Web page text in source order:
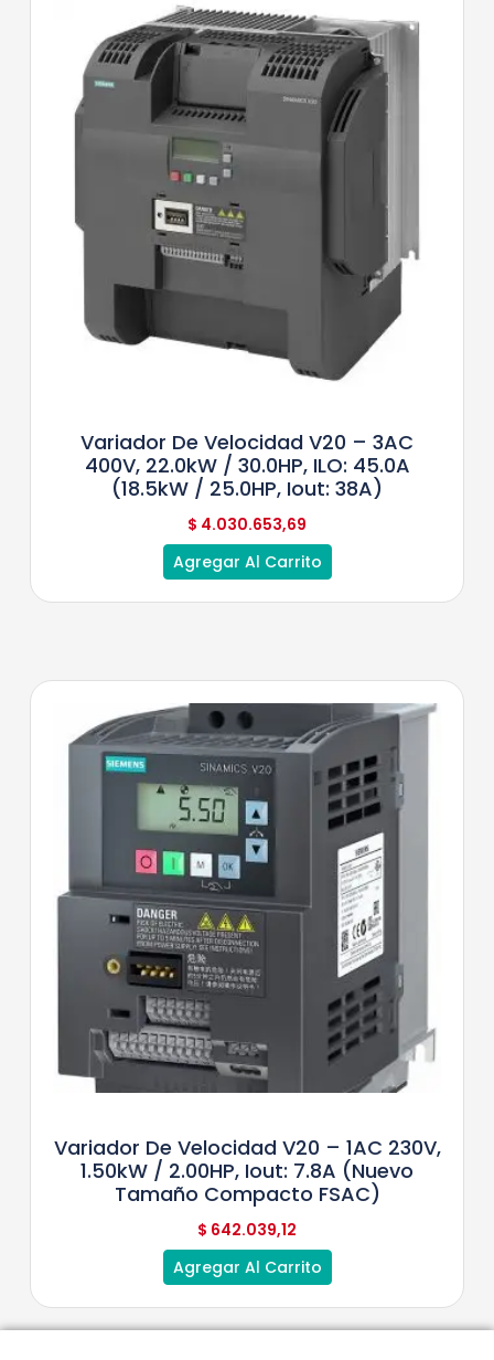
Variador De Velocidad V20 – 3AC
400V, 22.0kW / 30.0HP, ILO: 45.0A
(18.5kW / 25.0HP, Iout: 38A)
$ 4.030.653,69
Agregar Al Carrito
Variador De Velocidad V20 – 1AC 230V,
1.50kW / 2.00HP, Iout: 7.8A (nuevo
Tamaño Compacto FSAC)
$ 642.039,12
Agregar Al Carrito